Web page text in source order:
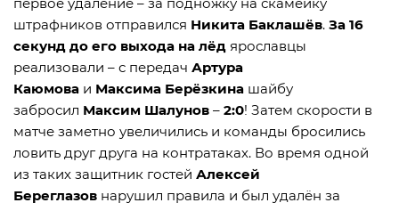
первое удаление – за подножку на скамейку
штрафников отправился Никита Баклашёв. За 16
секунд до его выхода на лёд ярославцы
реализовали – с передач Артура
Каюмова и Максима Берёзкина шайбу
забросил Максим Шалунов – 2:0! Затем скорости в
матче заметно увеличились и команды бросились
ловить друг друга на контратаках. Во время одной
из таких защитник гостей Алексей
Береглазов нарушил правила и был удалён за